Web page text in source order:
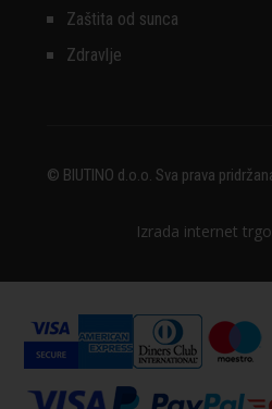
Zaštita od sunca
Zdravlje
© BIUTINO d.o.o. Sva prava
Izrada internet